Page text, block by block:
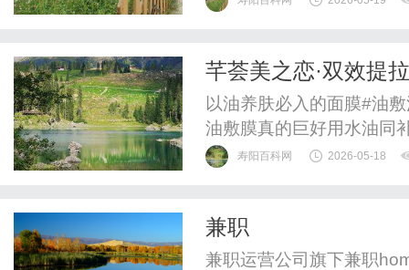
芊荟美之恋·双效提
以油养肤必入的面膜#油
油敷膜真的巨好用水油同
寿阳百科网 2026-05-18
兼职
兼职运营公司旗下兼职